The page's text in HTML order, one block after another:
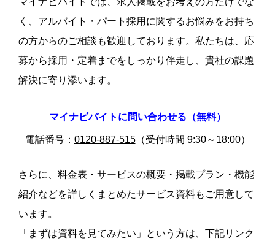
く、アルバイト・パート採用に関するお悩みをお持ち
の方からのご相談も歓迎しております。私たちは、応
募から採用・定着までをしっかり伴走し、貴社の課題
解決に寄り添います。
マイナビバイトに問い合わせる（無料）
電話番号： 0120-887-515（受付時間 9:30～18:00）
さらに、料金表・サービスの概要・掲載プラン・機能
紹介などを詳しくまとめたサービス資料もご用意して
います。
「まずは資料を見てみたい」という方は、下記リンク